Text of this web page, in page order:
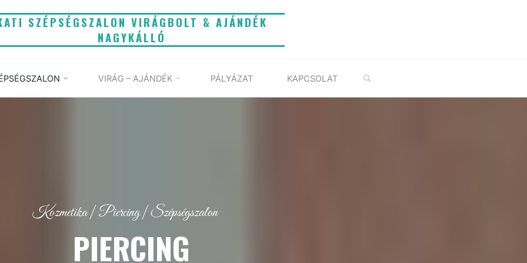
SZÉPSÉGSZALON VIRÁGBOLT & AJÁNDÉK
NAGYKÁLLÓ
VIRÁG – AJÁNDÉK PÁLYÁZAT KAPCSOLAT
Kozmetika|Piercing|Szépségszalon
PIERCING